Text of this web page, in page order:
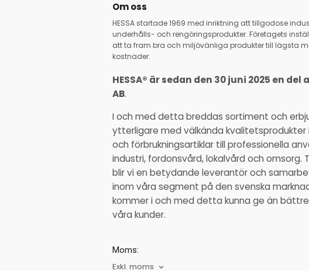
Om oss
HESSA startade 1969 med inriktning att tillgodose
underhålls- och rengöringsprodukter. Företagets
att ta fram bra och miljövänliga produkter till lägsta
kostnader.
HESSA® är sedan den 30 juni 2025 en del
AB.
I och med detta breddas sortiment och
ytterligare med välkända kvalitetsprodukter
och förbrukningsartiklar till professionella
industri, fordonsvård, lokalvård och omsorg.
blir vi en betydande leverantör och
inom våra segment på den svenska
kommer i och med detta kunna ge än
våra kunder.
Moms:
Exkl. moms